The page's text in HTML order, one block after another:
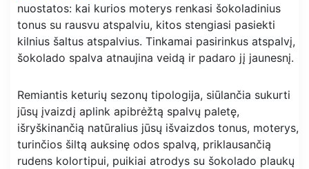
nuostatos: kai kurios moterys renkasi šokoladinius
tonus su rausvu atspalviu, kitos stengiasi pasiekti
kilnius šaltus atspalvius. Tinkamai pasirinkus atspalvį,
šokolado spalva atnaujina veidą ir padaro jį jaunesnį.
Remiantis keturių sezonų tipologija, siūlančia sukurti
jūsų įvaizdį aplink apibrėžtą spalvų paletę,
išryškinančią natūralius jūsų išvaizdos tonus, moterys,
turinčios šiltą auksinę odos spalvą, priklausančią
rudens kolortipui, puikiai atrodys su šokolado plaukų